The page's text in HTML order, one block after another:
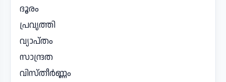
ദൂരം
പ്രവൃത്തി
വ്യാപ്തം
സാന്ദ്രത
വിസ്തീർണ്ണം